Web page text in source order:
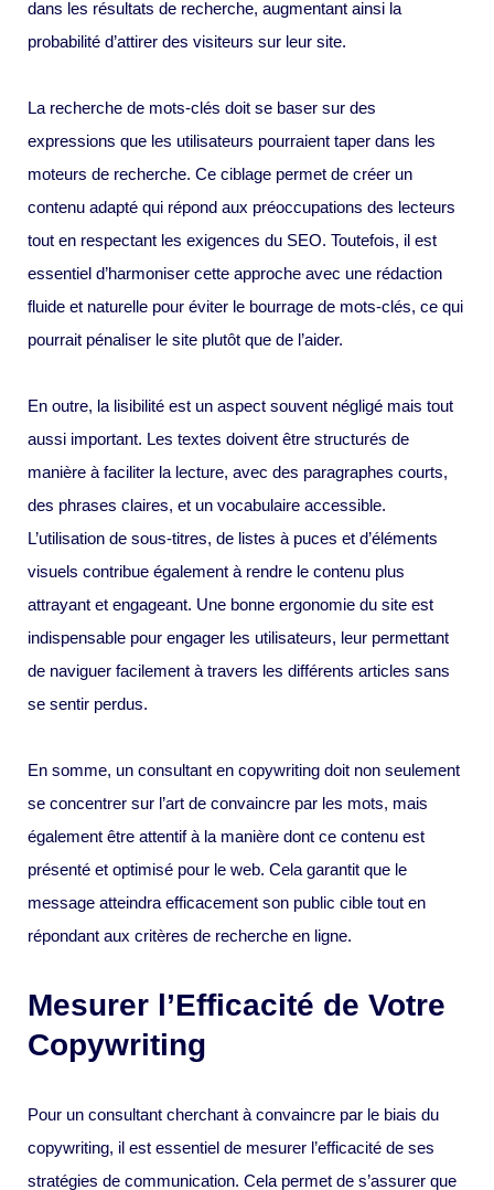
dans les résultats de recherche, augmentant ainsi la
probabilité d’attirer des visiteurs sur leur site.
La recherche de mots-clés doit se baser sur des
expressions que les utilisateurs pourraient taper dans les
moteurs de recherche. Ce ciblage permet de créer un
contenu adapté qui répond aux préoccupations des lecteurs
tout en respectant les exigences du SEO. Toutefois, il est
essentiel d’harmoniser cette approche avec une rédaction
fluide et naturelle pour éviter le bourrage de mots-clés, ce qui
pourrait pénaliser le site plutôt que de l’aider.
En outre, la lisibilité est un aspect souvent négligé mais tout
aussi important. Les textes doivent être structurés de
manière à faciliter la lecture, avec des paragraphes courts,
des phrases claires, et un vocabulaire accessible.
L’utilisation de sous-titres, de listes à puces et d’éléments
visuels contribue également à rendre le contenu plus
attrayant et engageant. Une bonne ergonomie du site est
indispensable pour engager les utilisateurs, leur permettant
de naviguer facilement à travers les différents articles sans
se sentir perdus.
En somme, un consultant en copywriting doit non seulement
se concentrer sur l’art de convaincre par les mots, mais
également être attentif à la manière dont ce contenu est
présenté et optimisé pour le web. Cela garantit que le
message atteindra efficacement son public cible tout en
répondant aux critères de recherche en ligne.
Mesurer l’Efficacité de Votre
Copywriting
Pour un consultant cherchant à convaincre par le biais du
copywriting, il est essentiel de mesurer l’efficacité de ses
stratégies de communication. Cela permet de s’assurer que